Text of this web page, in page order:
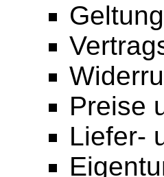
Preise
Liefer-